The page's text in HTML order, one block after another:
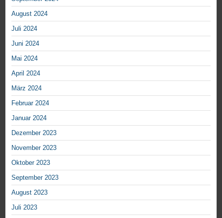
August 2024
Juli 2024
Juni 2024
Mai 2024
April 2024
März 2024
Februar 2024
Januar 2024
Dezember 2023
November 2023
Oktober 2023
September 2023
August 2023
Juli 2023